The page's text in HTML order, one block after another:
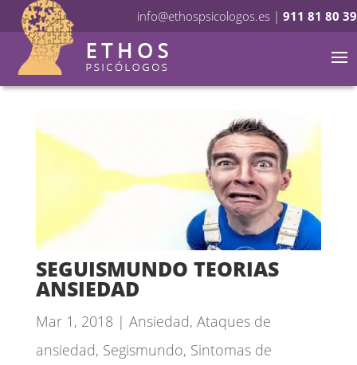
info@ethospsicologos.es | 911 81 80 39
SEGUISMUNDO TEORIAS
ANSIEDAD
Mar 1, 2018 | Ansiedad, Ataques de
ansiedad, Segismundo, Sintomas de